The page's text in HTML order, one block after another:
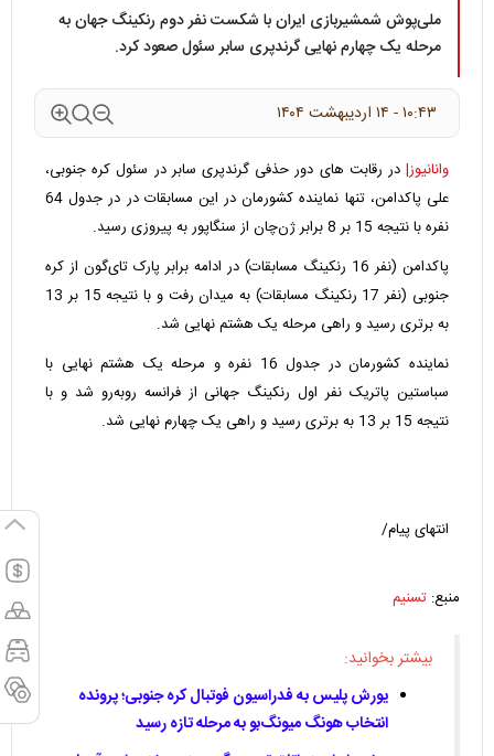
ملی‌پوش شمشیربازی ایران با شکست نفر دوم رنکینگ جهان به
مرحله یک چهارم نهایی گرندپری سابر سئول صعود کرد.
۱۰:۴۳ - ۱۴ ارديبهشت ۱۴۰۴
وانانیوز| در رقابت های دور حذفی گرند‌پری سابر در سئول کره جنوبی،
علی پاکدامن، تنها نماینده کشورمان در این مسابقات در در جدول 64
نفره با نتیجه 15 بر 8 برابر ژن‌چان از سنگاپور به پیروزی رسید.
پاکدامن (نفر 16 رنکینگ مسابقات) در ادامه برابر پارک تای‌گون از کره
جنوبی (نفر 17 رنکینگ مسابقات) به میدان رفت و با نتیجه 15 بر 13
به برتری رسید و راهی مرحله یک هشتم نهایی شد.
نماینده کشورمان در جدول 16 نفره و مرحله یک هشتم نهایی با
سباستین پاتریک نفر اول رنکینگ جهانی از فرانسه رو‌به‌رو شد و با
نتیجه 15 بر 13 به برتری رسید و راهی یک چهارم نهایی شد.
انتهای پیام/
منبع: تسنیم
بیشتر بخوانید:
یورش پلیس به فدراسیون فوتبال کره جنوبی؛ پرونده
انتخاب هونگ میونگ‌بو به مرحله تازه رسید